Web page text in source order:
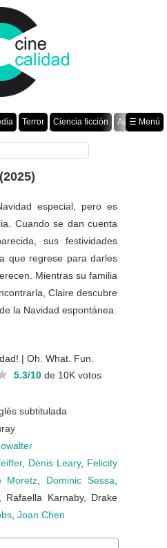
Terror Ciencia ficción
Aventura
Animación Crimen
☰ Menú
especial, pero es
Cuando se dan cuenta
sus festividades
que regrese para darles
Mientras su familia
Claire descubre
la Navidad espontánea.
| Oh. What. Fun.
5.3/10 de 10K votos
subtitulada
, Denis Leary, Felicity
Moretz Dominic Sessa
, Rafaella Karnaby, Drake
Joan Chen